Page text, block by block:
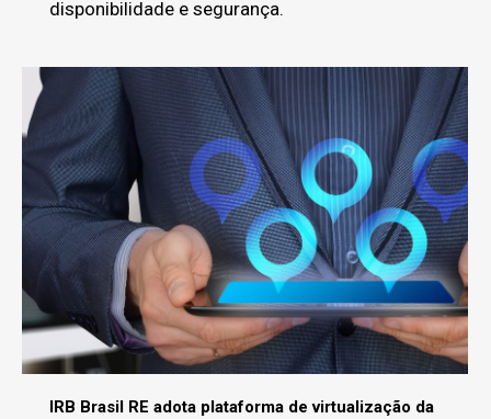
disponibilidade e segurança.
IRB Brasil RE adota plataforma de virtualização da